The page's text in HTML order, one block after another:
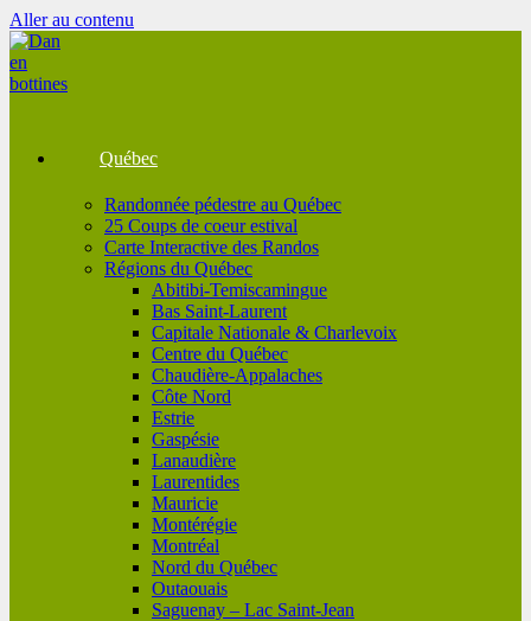
Aller au contenu
Québec
Randonnée pédestre au Québec
25 Coups de coeur estival
Carte Interactive des Randos
Régions du Québec
Abitibi-Temiscamingue
Bas Saint-Laurent
Capitale Nationale & Charlevoix
Centre du Québec
Chaudière-Appalaches
Côte Nord
Estrie
Gaspésie
Lanaudière
Laurentides
Mauricie
Montérégie
Montréal
Nord du Québec
Outaouais
Saguenay – Lac Saint-Jean